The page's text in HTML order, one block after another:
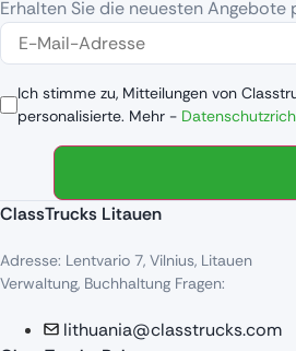
Erhalten Sie die neuesten Angebote
Ich stimme zu, Mitteilungen von
personalisierte. Mehr -
ClassTrucks Litauen
Adresse: Lentvario 7, Vilnius, Litauen
Verwaltung, Buchhaltung Fragen:
lithuania@classtrucks.com